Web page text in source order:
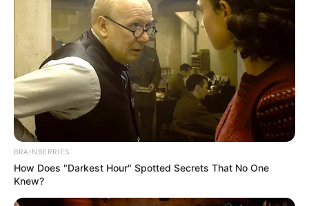
BRAINBERRIES
How Does "Darkest Hour" Spotted Secrets That No One
Knew?